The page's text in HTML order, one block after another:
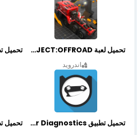
تحميل لعبة PROJECT:OFFROAD مهكرة أخر إصدار
اندرويد
تحميل تطبيق OBDeleven Car Diagnostics مهكر أخر إصدار